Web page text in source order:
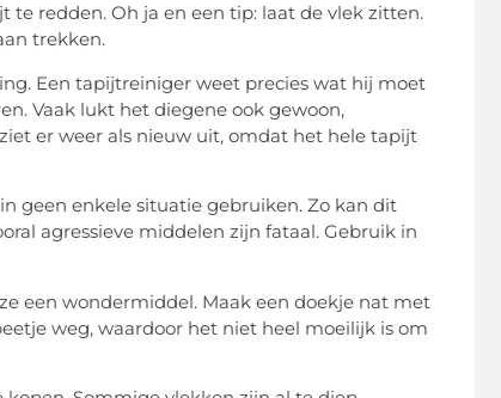
redden. Oh ja en een tip: laat de vlek zitten.
trekken.
Een tapijtreiniger weet precies wat hij moet
Vaak lukt het diegene ook gewoon,
er weer als nieuw uit, omdat het hele tapijt
geen enkele situatie gebruiken. Zo kan dit
agressieve middelen zijn fataal. Gebruik in
een wondermiddel. Maak een doekje nat met
weg, waardoor het niet heel moeilijk is om